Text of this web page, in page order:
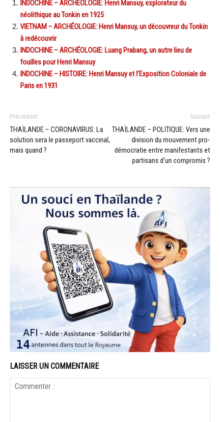
INDOCHINE – ARCHÉOLOGIE: Henri Mansuy, explorateur du
néolithique au Tonkin en 1925
VIETNAM – ARCHÉOLOGIE: Henri Mansuy, un découvreur du Tonkin
à redécouvrir
INDOCHINE – ARCHÉOLOGIE: Luang Prabang, un autre lieu de
fouilles pour Henri Mansuy
INDOCHINE – HISTOIRE: Henri Mansuy et l’Exposition Coloniale de
Paris en 1931
Précédent
THAÏLANDE – CORONAVIRUS: La
solution sera le passeport vaccinal,
mais quand ?
Suivant
THAÏLANDE – POLITIQUE: Vers une
division du mouvement pro-
démocratie entre manifestants et
partisans d’un compromis ?
LAISSER UN COMMENTAIRE